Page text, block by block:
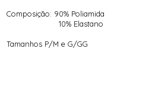
Composição: 90% Poliamida
10% Elastano
Tamanhos P/M e G/GG